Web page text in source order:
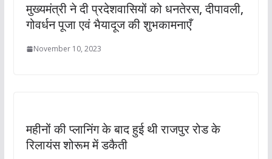
मुख्यमंत्री ने दी प्रदेशवासियों को धनतेरस, दीपावली,
गोवर्धन पूजा एवं भैयादूज की शुभकामनाएँ
November 10, 2023
महीनों की प्लानिंग के बाद हुई थी राजपुर रोड के
रिलायंस शोरूम में डकैती